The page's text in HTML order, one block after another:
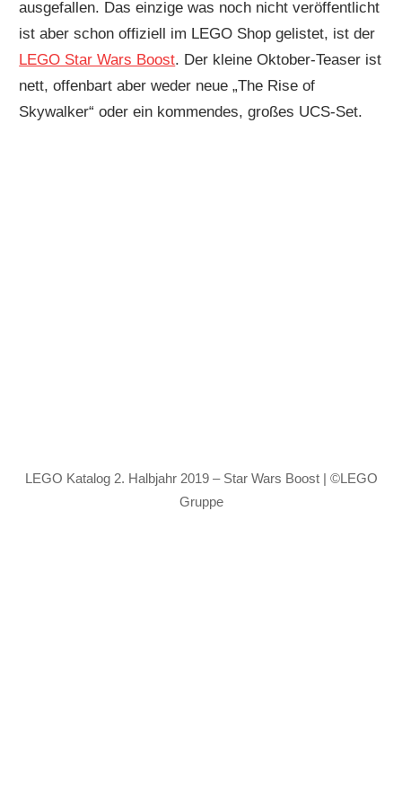
ausgefallen. Das einzige was noch nicht veröffentlicht
ist aber schon offiziell im LEGO Shop gelistet, ist der
LEGO Star Wars Boost. Der kleine Oktober-Teaser ist
nett, offenbart aber weder neue „The Rise of
Skywalker“ oder ein kommendes, großes UCS-Set.
LEGO Katalog 2. Halbjahr 2019 – Star Wars Boost | ©LEGO
Gruppe